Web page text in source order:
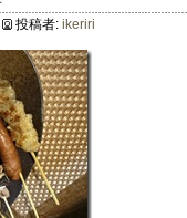
投稿者: ikeriri